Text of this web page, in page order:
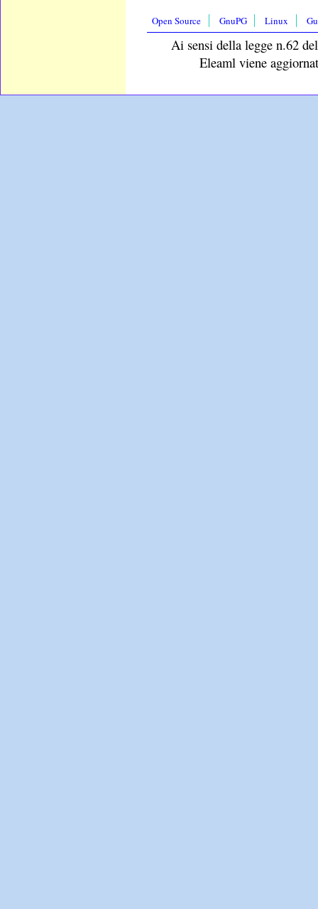
Open Source GnuPG Linux
Ai sensi della legge n.62
Eleaml viene